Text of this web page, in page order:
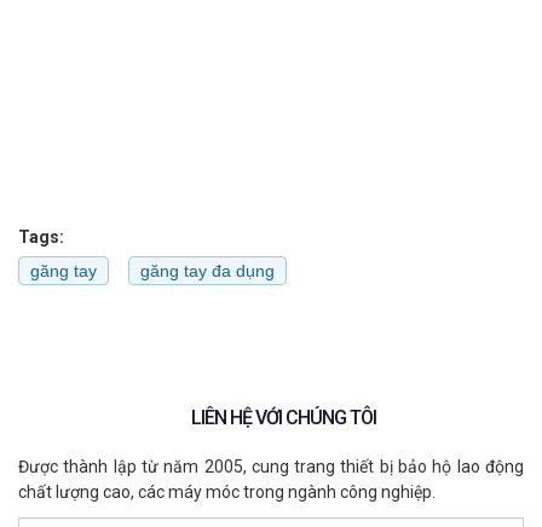
Tags:
găng tay
găng tay đa dụng
LIÊN HỆ VỚI CHÚNG TÔI
Được thành lập từ năm 2005, cung trang thiết bị bảo hộ lao động
chất lượng cao, các máy móc trong ngành công nghiệp.